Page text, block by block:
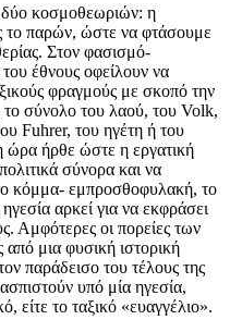
δύο κοσμοθεωριών: η
το παρών, ώστε να φτάσουμε
Στον φασισμό-
έθνους οφείλουν να
φραγμούς με σκοπό την
σύνολο του λαού, του Volk,
Fuhrer, του ηγέτη ή του
ώρα ήρθε ώστε η εργατική
σύνορα και να
κόμμα- εμπροσθοφυλακή, το
αρκεί για να εκφράσει
Αμφότερες οι πορείες των
από μια φυσική ιστορική
παράδεισο του τέλους της
υπό μία ηγεσία,
είτε το ταξικό «ευαγγέλιο».